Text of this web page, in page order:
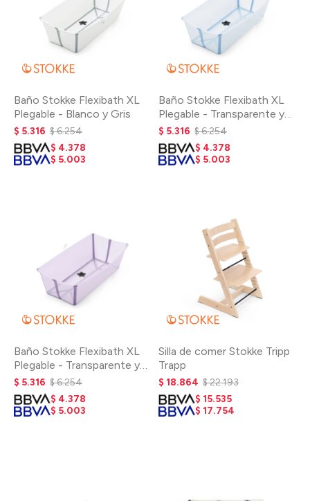
Baño Stokke Flexibath XL
Plegable - Blanco y Gris
$ 5.316 $6.254
$ 4.378
$ 5.003
Baño Stokke Flexibath XL
Plegable - Transparente y
Celeste
$ 5.316 $6.254
$ 4.378
$ 5.003
Baño Stokke Flexibath XL
Plegable - Transparente y
Lavanda
$ 5.316 $6.254
$ 4.378
$ 5.003
Silla de comer Stokke Tripp
Trapp
$ 18.864 $22.193
$ 15.535
$ 17.754